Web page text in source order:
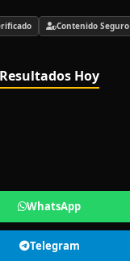
Contenido Seguro
Resultados Hoy
WhatsApp
Telegram